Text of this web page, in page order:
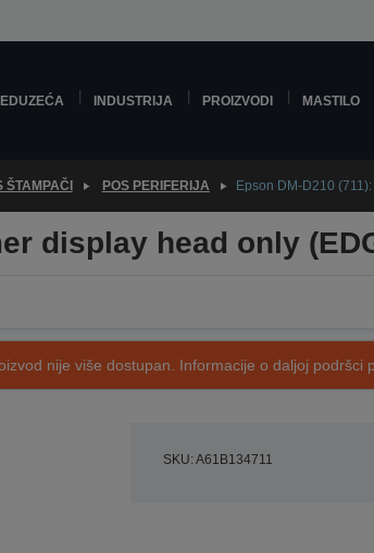
INDUSTRIJA PROIZVODI MASTILO
ŠTAMPAČI POS PERIFERIJA Epson DM-D210
display head only
nije više dostupan. Informacije o daljoj podršci
SKU: A61B134711